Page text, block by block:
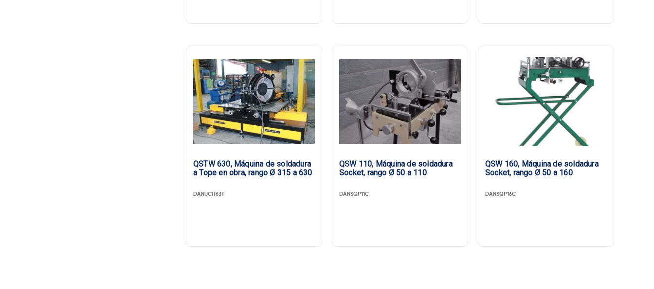
QSTW 630, Máquina de soldadura
a Tope en obra, rango Ø 315 a 630
DANUCH63T
QSW 110, Máquina de soldadura
Socket, rango Ø 50 a 110
DANSQP11C
QSW 160, Máquina de soldadura
Socket, rango Ø 50 a 160
DANSQP16C